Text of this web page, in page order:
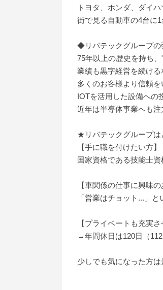
トヨタ、ホンダ、ダイ
街で見る自動車の4台に
◆リバテックグループの
75年以上の歴史を持ち、
業績も黒字経営を続ける
多くのお客様より信頼
IOTを活用した設備への
近年は半導体事業へも
★リバテックグループは
【手に職を付けたい方】
国家資格である技能士
【車関係の仕事に興味の
「営業はチョット...」
【プライベートも充実さ
→年間休日は120日（
少しでも気になった方